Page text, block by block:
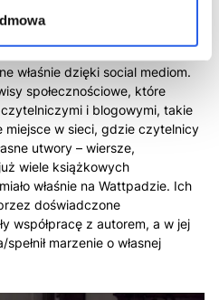
promuje się książkę. Wiele
właśnie dzięki social mediom.
społecznościowe, które
i blogowymi, takie
miejsce w sieci, gdzie czytelnicy
utwory – wiersze,
wiele książkowych
właśnie na Wattpadzie. Ich
doświadczone
współpracę z autorem, a w jej
marzenie o własnej